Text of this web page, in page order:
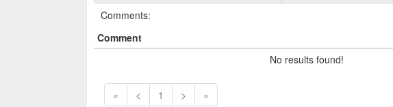
Comments:
Comment
No results found!
« < 1 > »